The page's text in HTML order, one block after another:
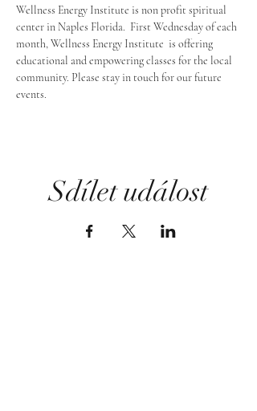
Wellness Energy Institute is non profit spiritual
center in Naples Florida.  First Wednesday of each
month, Wellness Energy Institute  is offering
educational and empowering classes for the local
community. Please stay in touch for our future
events.
Sdílet událost